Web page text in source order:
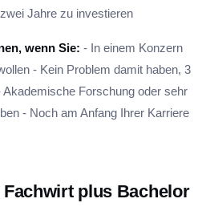
Jahre zu investieren
wenn Sie: - In einem Konzern
- Kein Problem damit haben, 3
Forschung oder sehr
- Noch am Anfang Ihrer Karriere
plus Bachelor